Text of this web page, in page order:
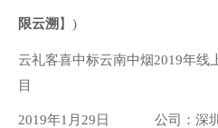
限云溯 】 )
云礼客喜中标云南中烟2019年线
目
2019年1月29日 公司：深